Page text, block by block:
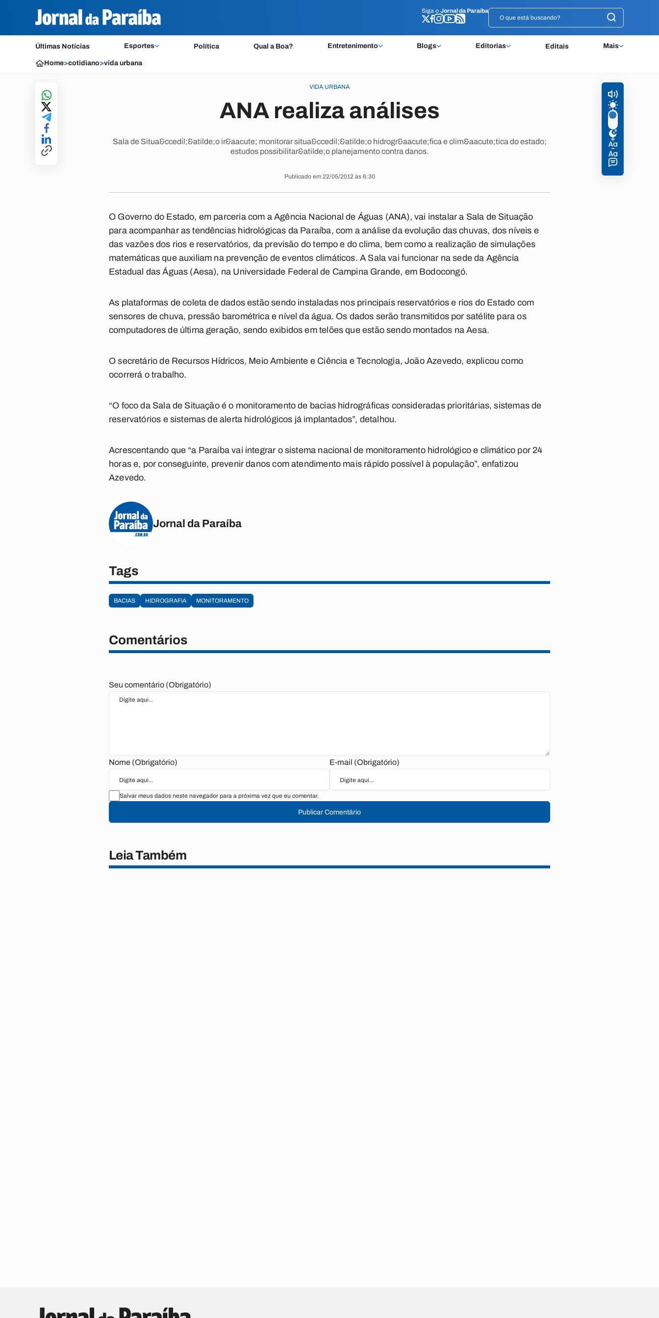
Siga o Jornal da Paraíba
Últimas Notícias Esportes Política Qual a Boa? Entretenimento Blogs Editorias Editais Mais
Siga o Jornal da Paraíba
Home>cotidiano>vida urbana
VIDA URBANA
ANA realiza análises
Sala de Situa&ccedil;&atilde;o ir&aacute; monitorar situa&ccedil;&atilde;o hidrogr&aacute;fica e clim&aacute;tica do estado;
estudos possibilitar&atilde;o planejamento contra danos.
Publicado em 22/05/2012 às 6:30
O Governo do Estado, em parceria com a Agência Nacional de Águas (ANA), vai instalar a Sala de Situação
para acompanhar as tendências hidrológicas da Paraíba, com a análise da evolução das chuvas, dos níveis e
das vazões dos rios e reservatórios, da previsão do tempo e do clima, bem como a realização de simulações
matemáticas que auxiliam na prevenção de eventos climáticos. A Sala vai funcionar na sede da Agência
Estadual das Águas (Aesa), na Universidade Federal de Campina Grande, em Bodocongó.
As plataformas de coleta de dados estão sendo instaladas nos principais reservatórios e rios do Estado com
sensores de chuva, pressão barométrica e nível da água. Os dados serão transmitidos por satélite para os
computadores de última geração, sendo exibidos em telões que estão sendo montados na Aesa.
O secretário de Recursos Hídricos, Meio Ambiente e Ciência e Tecnologia, João Azevedo, explicou como
ocorrerá o trabalho.
“O foco da Sala de Situação é o monitoramento de bacias hidrográficas consideradas prioritárias, sistemas de
reservatórios e sistemas de alerta hidrológicos já implantados”, detalhou.
Acrescentando que “a Paraíba vai integrar o sistema nacional de monitoramento hidrológico e climático por 24
horas e, por conseguinte, prevenir danos com atendimento mais rápido possível à população”, enfatizou
Azevedo.
Jornal da Paraíba
Tags
BACIAS HIDROGRAFIA MONITORAMENTO
Comentários
Seu comentário (Obrigatório)
Nome (Obrigatório) E-mail (Obrigatório)
Salvar meus dados neste navegador para a próxima vez que eu comentar.
Publicar Comentário
Leia Também